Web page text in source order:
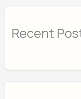
Recent